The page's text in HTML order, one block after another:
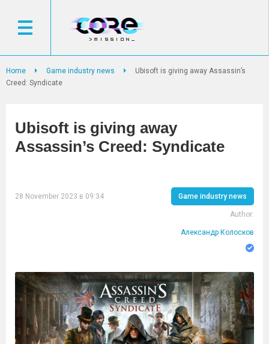
Home Game industry news
Ubisoft is giving away Assassin’s
Creed: Syndicate
Ubisoft is giving away
Assassin’s Creed: Syndicate
28 November 2023 в 09:34 Game industry news
Author:
Александр Колосков